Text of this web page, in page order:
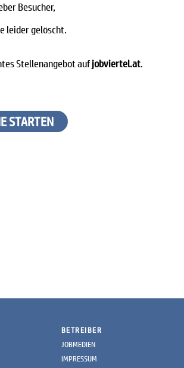
Besucher,
leider gelöscht.
Stellenangebot aufjobviertel.at.
STARTEN
BETREIBER
JOBMEDIEN
IMPRESSUM